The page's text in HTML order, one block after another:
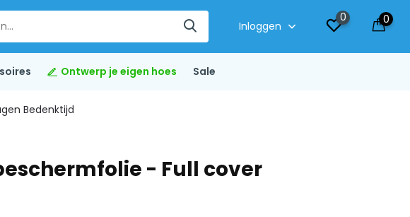
Inloggen
0 0
Ontwerp je eigen hoes Sale
Bedenktijd
- Full cover